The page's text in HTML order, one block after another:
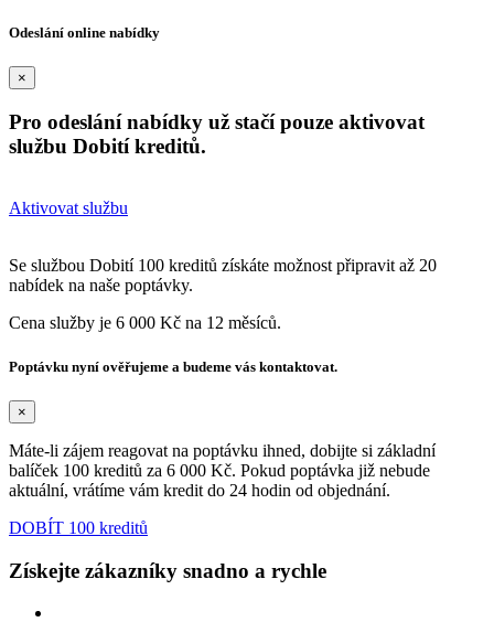
Odeslání online nabídky
×
Pro odeslání nabídky už stačí pouze aktivovat
službu Dobití kreditů.
Aktivovat službu
Se službou Dobití 100 kreditů získáte možnost připravit až 20
nabídek na naše poptávky.
Cena služby je 6 000 Kč na 12 měsíců.
Poptávku nyní ověřujeme a budeme vás kontaktovat.
×
Máte-li zájem reagovat na poptávku ihned, dobijte si základní
balíček 100 kreditů za 6 000 Kč. Pokud poptávka již nebude
aktuální, vrátíme vám kredit do 24 hodin od objednání.
DOBÍT 100 kreditů
Získejte zákazníky snadno a rychle